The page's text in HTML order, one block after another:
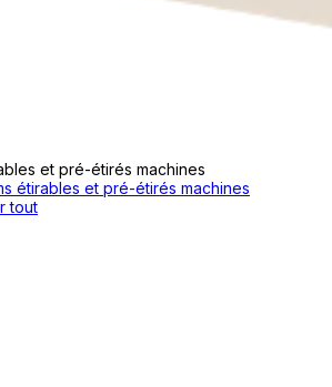
et pré-étirés machines
étirables et pré-étirés machines
tout